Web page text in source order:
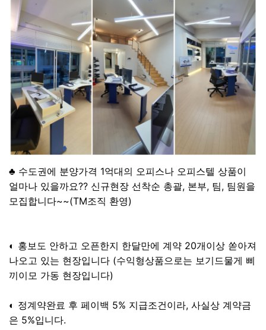
♣ 수도권에 분양가격 1억대의 오피스나 오피스텔 상품이
얼마나 있을까요?? 신규현장 선착순 총괄, 본부, 팀, 팀원을
모집합니다~~(TM조직 환영)
◐ 홍보도 안하고 오픈한지 한달만에 계약 20개이상 쏟아져
나오고 있는 현장입니다 (수익형상품으로는 보기드물게 삐
끼이모 가동 현장입니다)
◐ 정계약완료 후 페이백 5% 지급조건이라, 사실상 계약금
은 5%입니다.